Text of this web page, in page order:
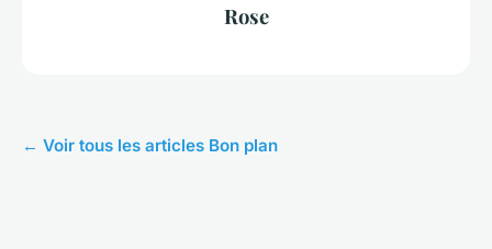
Rose
← Voir tous les articles Bon plan